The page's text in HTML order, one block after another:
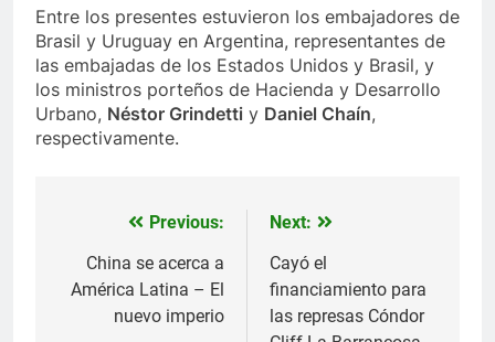
Entre los presentes estuvieron los embajadores de
Brasil y Uruguay en Argentina, representantes de
las embajadas de los Estados Unidos y Brasil, y
los ministros porteños de Hacienda y Desarrollo
Urbano, Néstor Grindetti y Daniel Chaín,
respectivamente.
Navegación
entradas
Previous:
China se acerca a
América Latina – El
nuevo imperio
Next:
Cayó el
financiamiento para
las represas Cóndor